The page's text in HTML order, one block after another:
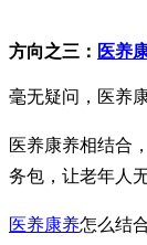
方向之三： 医养
毫无疑问，医养
医养康养相结合
务包，让老年人
医养康养怎么结